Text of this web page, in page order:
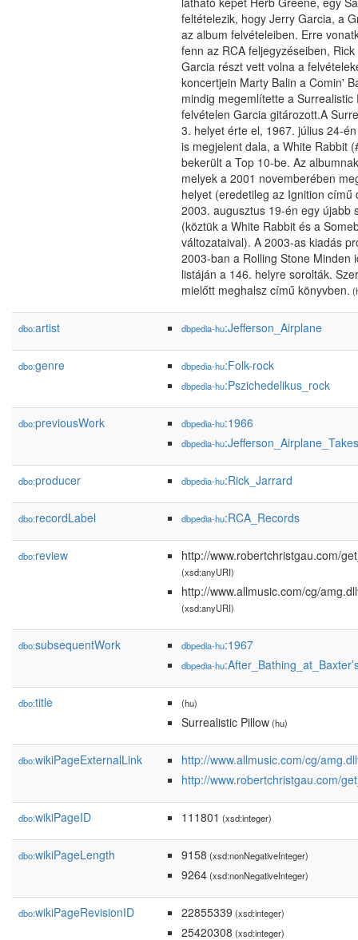
feltételezik, hogy Jerry Garcia, a
az album felvételeiben. Erre
fenn az RCA feljegyzéseiben,
Garcia részt vett volna a
koncertjein Marty Balin a Comin'
mindig megemlítette a
felvételen Garcia gitározott.A
3. helyet érte el, 1967. július 24-
is megjelent dala, a White Rabbit
bekerült a Top 10-be. Az
melyek a 2001 novemberében
helyet (eredetileg az Ignition
2003. augusztus 19-én egy újabb
(köztük a White Rabbit és a
változataival). A 2003-as kiadás
2003-ban a Rolling Stone Minden
listáján a 146. helyre sorolták.
mielőtt meghalsz című könyvben.
dbo:artist dbpedia-hu:Jefferson_Airplane
dbo:genre dbpedia-hu:Folk-rock
dbpedia-hu:Pszichedelikus_rock
dbo:previousWork dbpedia-hu:1966
dbpedia-hu
dbo:producer dbpedia-hu:Rick_Jarrard
dbo:recordLabel dbpedia-hu:RCA_Records
dbo:review http://www.robertchristgau.com/
(xsd:anyURI)
http://www.allmusic.com/cg/
(xsd:anyURI)
dbo:subsequentWork dbpedia-hu:1967
dbpedia-hu
dbo:title (hu)
Surrealistic Pillow(hu)
dbo:wikiPageExternalLink
http://www.allmusic.com/cg/
http://www.robertchristgau.com/
dbo:wikiPageID 111801 (xsd:integer)
dbo:wikiPageLength 9158 (xsd:nonNegativeInteger)
9264(xsd:nonNegativeInteger)
dbo:wikiPageRevisionID 22855339 (xsd:integer)
25420308 (xsd:integer)